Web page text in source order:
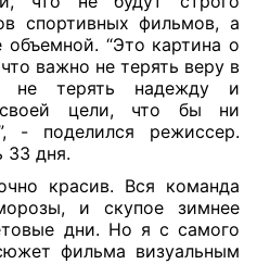
спортивных фильмов, а
“Это картина о
важно не терять веру в
не терять надежду и
цели, что бы ни
- поделился режиссер.
33 дня.
красив. Вся команда
и скупое зимнее
дни. Но я с самого
фильма визуальным